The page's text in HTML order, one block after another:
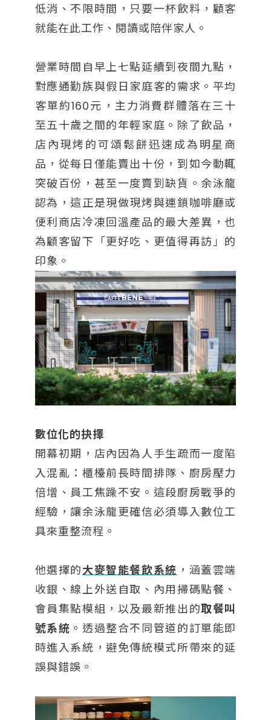
低消、不限時間，只要一杯飲料，顧客
就能在此工作、閱讀或陪伴家人。
營業時間自早上七點延續到夜間九點，
對應通勤族與假日家庭客的需求。平均
客單約160元，主力消費群體落在三十
至五十歲之間的年輕家庭。除了飲品，
店內現烤的可頌鬆餅迅速成為明星商
品，從每日僅能賣出十份，到如今動輒
突破百份，甚至一度賣到缺貨。余泳龍
認為，這正是現做現烤與連鎖咖啡廳或
便利商店冷凍回溫產品的最大差異，也
為顧客留下「更好吃、更值得再訪」的
印象。
數位化的抉擇
開幕初期，店內因為人手生疏而一度陷
入混亂：櫃檯前長時間排隊、廚房壓力
倍增、員工焦躁不安。這段廚房戰爭的
經驗，讓余泳龍更確信必須導入數位工
具來重整流程。
他選擇的大麥智能餐飲系統 ，涵蓋雲端
收銀、線上外送自取、內用掃碼點餐、
會員集點模組，以及最新推出的取餐叫
號系統 。透過整合不同管道的訂單能即
時進入系統，避免傳統模式所帶來的延
誤與錯誤。